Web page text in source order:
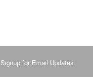
Signup for Email Updates